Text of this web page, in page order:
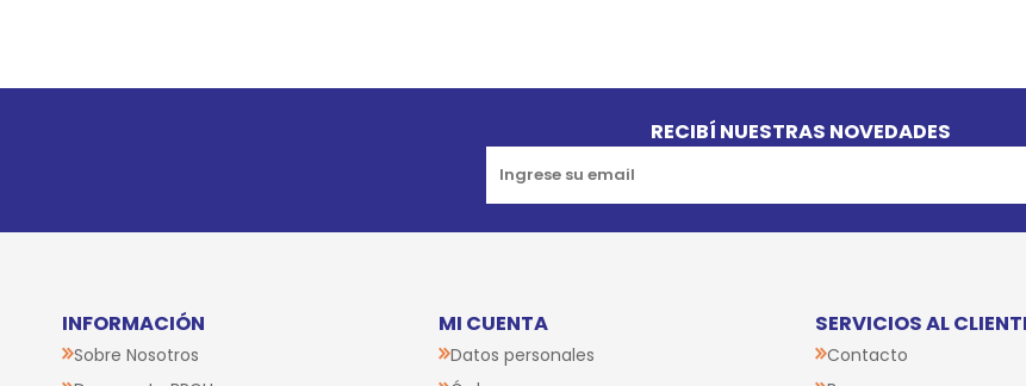
RECIBÍ NUESTRAS NOVEDADES
INFORMACIÓN
Sobre Nosotros
MI CUENTA
Datos personales
SERVICIOS AL
Contacto